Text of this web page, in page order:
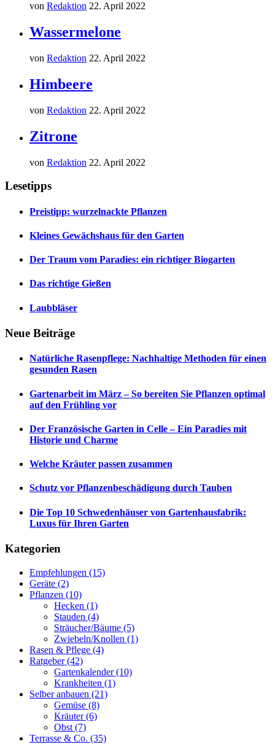
von Redaktion 22. April 2022
Wassermelone
von Redaktion 22. April 2022
Himbeere
von Redaktion 22. April 2022
Zitrone
von Redaktion 22. April 2022
Lesetipps
Preistipp: wurzelnackte Pflanzen
Kleines Gewächshaus für den Garten
Der Traum vom Paradies: ein richtiger Biogarten
Das richtige Gießen
Laubbläser
Neue Beiträge
Natürliche Rasenpflege: Nachhaltige Methoden für einen
gesunden Rasen
Gartenarbeit im März – So bereiten Sie Pflanzen optimal
auf den Frühling vor
Der Französische Garten in Celle – Ein Paradies mit
Historie und Charme
Welche Kräuter passen zusammen
Schutz vor Pflanzenbeschädigung durch Tauben
Die Top 10 Schwedenhäuser von Gartenhausfabrik:
Luxus für Ihren Garten
Kategorien
Empfehlungen (15)
Geräte (2)
Pflanzen (10)
Hecken (1)
Stauden (4)
Sträucher/Bäume (5)
Zwiebeln/Knollen (1)
Rasen & Pflege (4)
Ratgeber(42)
Gartenkalender(10)
Krankheiten (1)
Selber anbauen (21)
Gemüse (8)
Kräuter(6)
Obst (7)
Terrasse & Co. (35)